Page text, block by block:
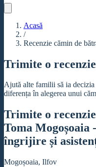
Acasă
/
Recenzie cămin de
Trimite o recenzie
Ajută alte familii să ia
diferența în alegerea unui
Trimite o
Toma
îngrijire și
Mogoșoaia, Ilfov